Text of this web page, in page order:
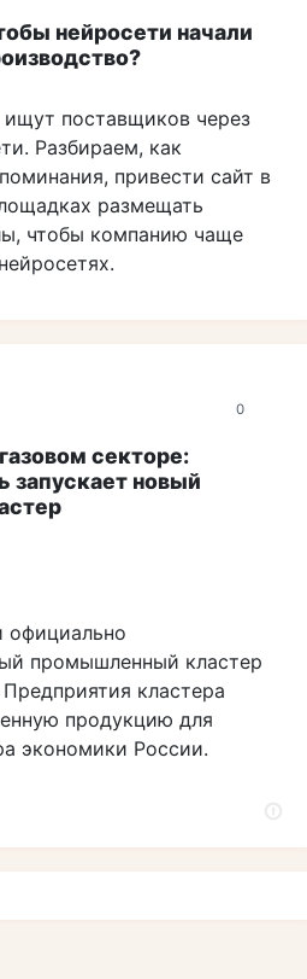
нейросети начали
поставщиков через
Разбираем, как
привести сайт в
размещать
чтобы компанию чаще
0
секторе:
запускает новый
официально
промышленный кластер
Предприятия кластера
продукцию для
экономики России.